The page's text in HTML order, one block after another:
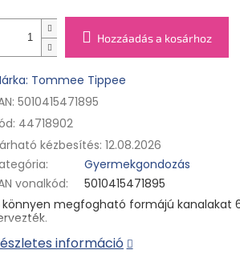
Hozzáadás a kosárhoz
Tommee Tippee
5010415471895
44718902
kézbesítés: 12.08.2026
:
Gyermekgondozás
vonalkód:
5010415471895
könnyen megfogható formájú kanalakat
információ